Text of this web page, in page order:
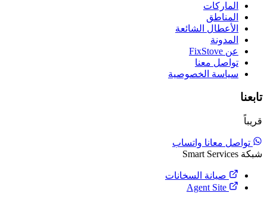
الماركات
المناطق
الأعطال الشائعة
المدونة
عن FixStove
تواصل معنا
سياسة الخصوصية
تابعنا
قريباً
تواصل معانا واتساب
شبكة Smart Services
صيانة السخانات
Agent Site